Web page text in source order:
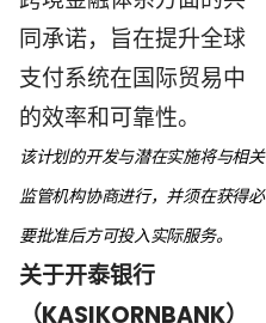
同承诺，旨在提升全球
支付系统在国际贸易中
的效率和可靠性。
该计划的开发与潜在实施将与相关
监管机构协商进行，并须在获得必
要批准后方可投入实际服务。
关于开泰银行
（KASIKORNBANK）